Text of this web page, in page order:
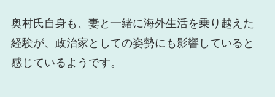
奥村氏自身も、妻と一緒に海外生活を乗り越えた
経験が、政治家としての姿勢にも影響していると
感じているようです。